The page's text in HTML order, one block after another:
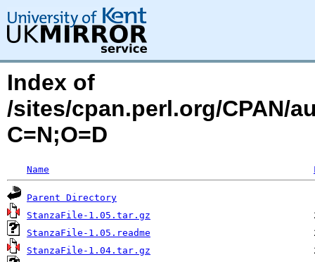
Index of
/sites/cpan.perl.org/CPAN/
C=N;O=D
Name
Parent Directory
StanzaFile-1.05.tar.gz
StanzaFile-1.05.readme
StanzaFile-1.04.tar.gz